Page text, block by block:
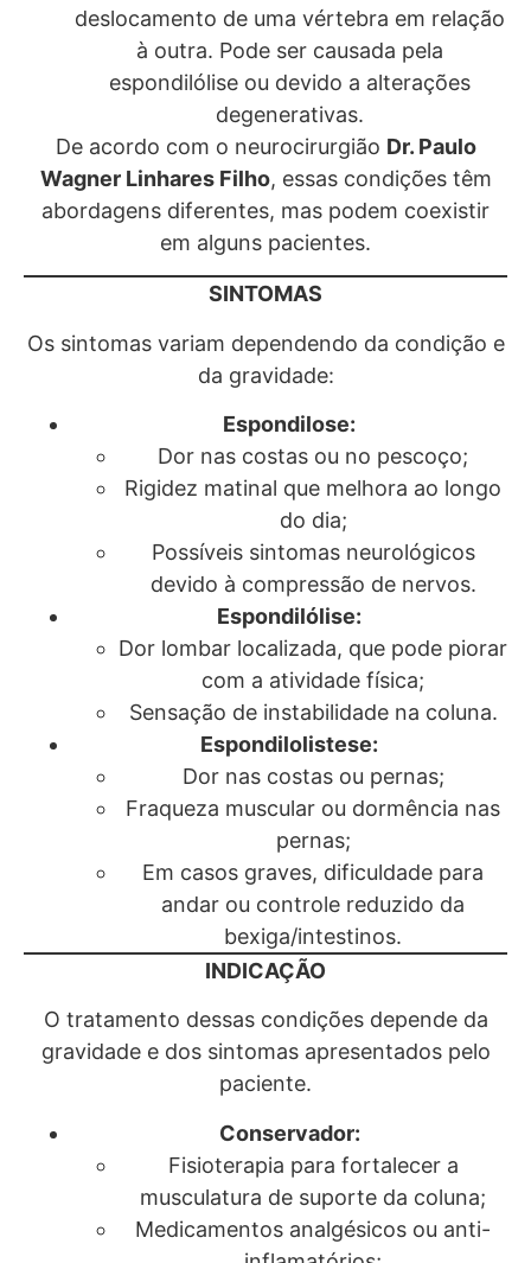
deslocamento de uma vértebra em relação
à outra. Pode ser causada pela
espondilólise ou devido a alterações
degenerativas.
De acordo com o neurocirurgião Dr. Paulo
Wagner Linhares Filho, essas condições têm
abordagens diferentes, mas podem coexistir
em alguns pacientes.
SINTOMAS
Os sintomas variam dependendo da condição e
da gravidade:
Espondilose:
Dor nas costas ou no pescoço;
Rigidez matinal que melhora ao longo
do dia;
Possíveis sintomas neurológicos
devido à compressão de nervos.
Espondilólise:
Dor lombar localizada, que pode piorar
com a atividade física;
Sensação de instabilidade na coluna.
Espondilolistese:
Dor nas costas ou pernas;
Fraqueza muscular ou dormência nas
pernas;
Em casos graves, dificuldade para
andar ou controle reduzido da
bexiga/intestinos.
INDICAÇÃO
O tratamento dessas condições depende da
gravidade e dos sintomas apresentados pelo
paciente.
Conservador:
Fisioterapia para fortalecer a
musculatura de suporte da coluna;
Medicamentos analgésicos ou anti-